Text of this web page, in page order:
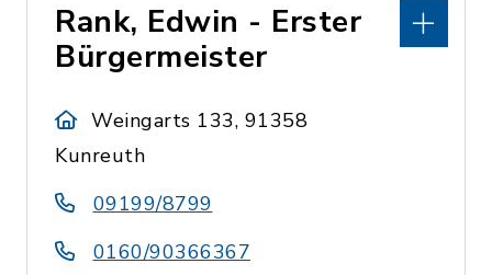
Rank, Edwin - Erster
Bürgermeister
Weingarts 133, 91358
Kunreuth
09199/8799
0160/90366367